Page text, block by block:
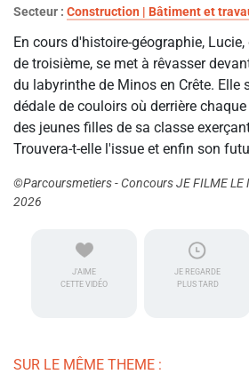
Secteur : Construction | Bâtiment et
En cours d'histoire-géographie,
de troisième, se met à rêvasser
du labyrinthe de Minos en Crête. Elle
dédale de couloirs où derrière
des jeunes filles de sa classe
Trouvera-t-elle l'issue et enfin son
©Parcoursmetiers - Concours JE FILME LE
2026
J'AIME
CETTE VIDÉO
JE REGARDE
PLUS TARD
SUR LE MÊME THEME :